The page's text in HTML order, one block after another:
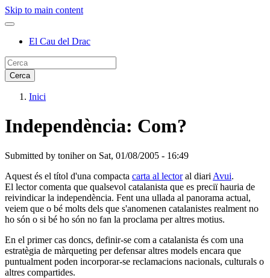
Skip to main content
El Cau del Drac
Inici
Independència: Com?
Submitted by toniheron Sat, 01/08/2005 - 16:49
Aquest és el títol d'una compacta carta al lectoral diari Avui.
El lector comenta que qualsevol catalanista que es preciï hauria de
reivindicar la independència. Fent una ullada al panorama actual,
veiem que o bé molts dels que s'anomenen catalanistes realment no
ho són o si bé ho són no fan la proclama per altres motius.
En el primer cas doncs, definir-se com a catalanista és com una
estratègia de màrqueting per defensar altres models encara que
puntualment poden incorporar-se reclamacions nacionals, culturals o
altres compartides.